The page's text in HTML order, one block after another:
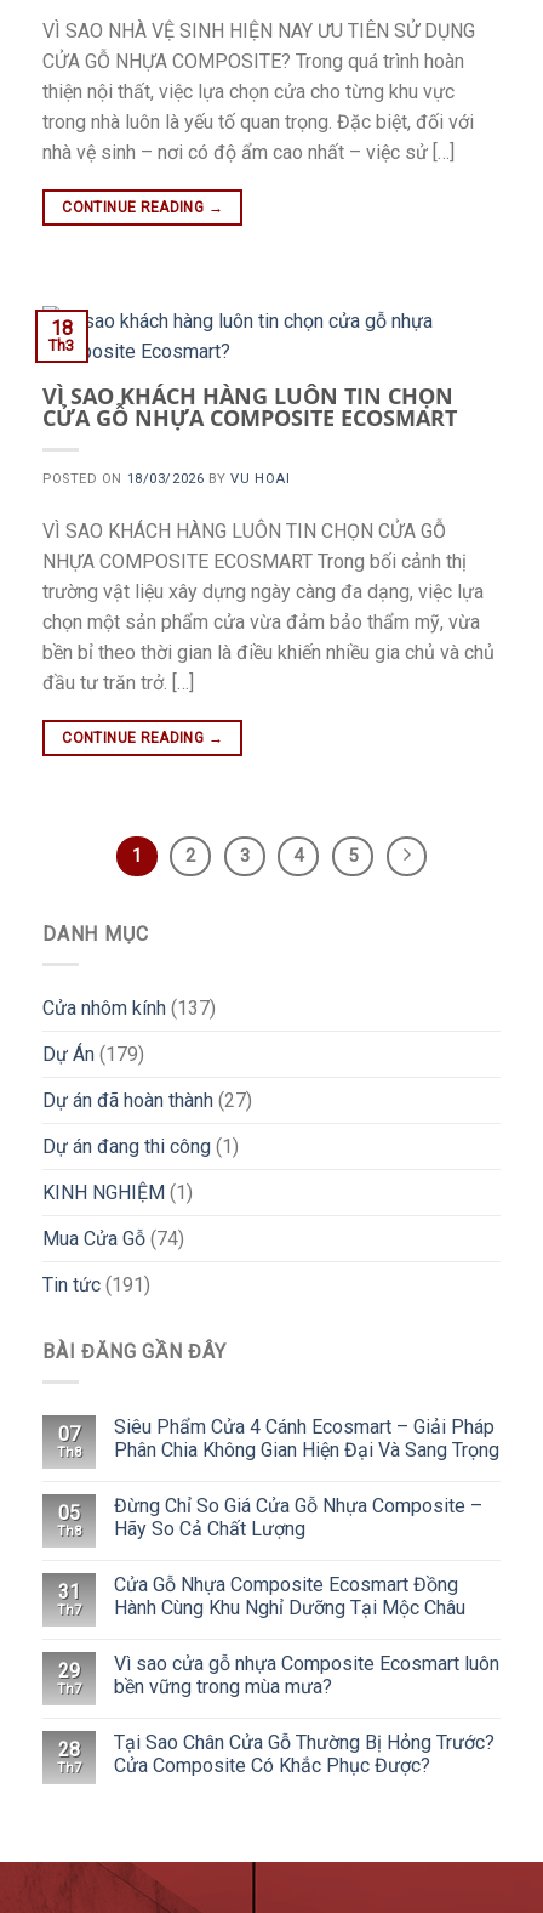
VÌ SAO NHÀ VỆ SINH HIỆN NAY ƯU TIÊN SỬ DỤNG
CỬA GỖ NHỰA COMPOSITE? Trong quá trình hoàn
thiện nội thất, việc lựa chọn cửa cho từng khu vực
trong nhà luôn là yếu tố quan trọng. Đặc biệt, đối với
nhà vệ sinh – nơi có độ ẩm cao nhất – việc sử […]
CONTINUE READING →
VÌ SAO KHÁCH HÀNG LUÔN TIN CHỌN
CỬA GỖ NHỰA COMPOSITE ECOSMART
POSTED ON 18/03/2026 BYVU HOAI
18
Th3
VÌ SAO KHÁCH HÀNG LUÔN TIN CHỌN CỬA GỖ
NHỰA COMPOSITE ECOSMART Trong bối cảnh thị
trường vật liệu xây dựng ngày càng đa dạng, việc lựa
chọn một sản phẩm cửa vừa đảm bảo thẩm mỹ, vừa
bền bỉ theo thời gian là điều khiến nhiều gia chủ và chủ
đầu tư trăn trở. […]
CONTINUE READING →
1 2 3 4 5
DANH MỤC
Cửa nhôm kính (137)
Dự Án (179)
Dự án đã hoàn thành (27)
Dự án đang thi công (1)
KINH NGHIỆM (1)
Mua Cửa Gỗ (74)
Tin tức (191)
BÀI ĐĂNG GẦN ĐÂY
07
Th8
Siêu Phẩm Cửa 4 Cánh Ecosmart – Giải Pháp
Phân Chia Không Gian Hiện Đại Và Sang Trọng
05
Th8
Đừng Chỉ So Giá Cửa Gỗ Nhựa Composite –
Hãy So Cả Chất Lượng
31
Th7
Cửa Gỗ Nhựa Composite Ecosmart Đồng
Hành Cùng Khu Nghỉ Dưỡng Tại Mộc Châu
29
Th7
Vì sao cửa gỗ nhựa Composite Ecosmart luôn
bền vững trong mùa mưa?
28
Th7
Tại Sao Chân Cửa Gỗ Thường Bị Hỏng Trước?
Cửa Composite Có Khắc Phục Được?